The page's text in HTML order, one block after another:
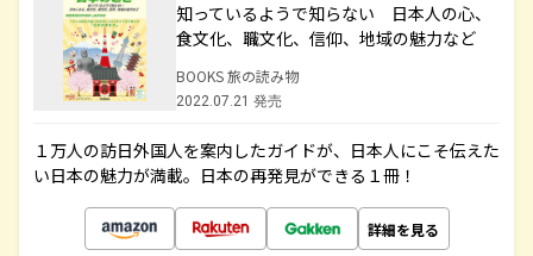
知っているようで知らない 日本人の心、
食文化、職文化、信仰、地域の魅力など
BOOKS 旅の読み物
2022.07.21 発売
１万人の訪日外国人を案内したガイドが、日本人にこそ伝えた
い日本の魅力が満載。日本の再発見ができる１冊！
詳細を見る